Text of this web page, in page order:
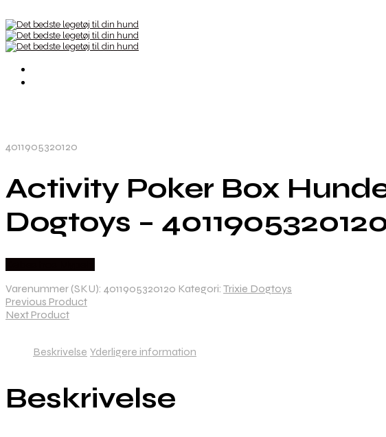
4011905320120
Activity Poker Box
Dogtoys –
Varenummer (SKU): 4011905320120 Kategori: Trixie Dogtoys
Previous Product
Next Product
Beskrivelse Yderligere information
Beskrivelse